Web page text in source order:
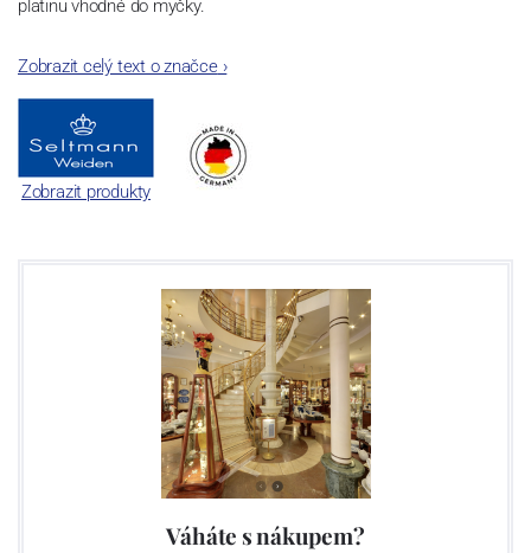
platinu vhodné do myčky.
Zobrazit celý text o značce›
Zobrazit produkty
Váháte s nákupem?